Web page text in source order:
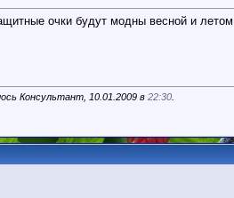
очки будут модны весной и
Консультант, 10.01.2009 в 22:30